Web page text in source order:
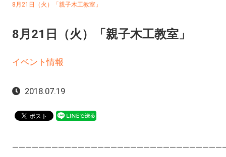
8月21日（火）「親子木工教室」
8月21日（火）「親子木工教室」
イベント情報
2018.07.19